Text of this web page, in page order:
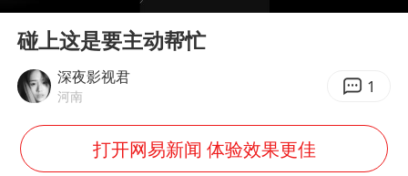
公司“上四休三”但要降薪1000元
Play
碰上这是要主动帮忙
深夜影视君
河南 1
打开网易新闻 体验效果更佳